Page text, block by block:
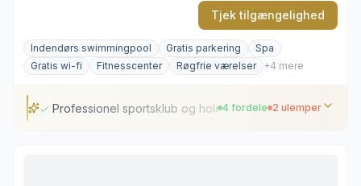
Tjek tilgængelighed
Indendørs swimmingpool Gratis parkering
Spa
Gratis wi-fi
Fitnesscenter Røgfrie værelser +4 mere
Professionel sportsklub og holdtræning
4 fordele 2 ulemper